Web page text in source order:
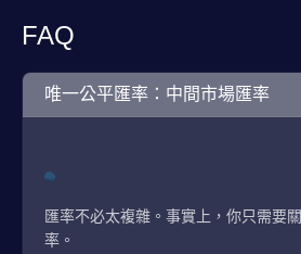
FAQ
唯一公平匯率：中間市場匯率
匯率不必太複雜。事實上，你只需要
率。